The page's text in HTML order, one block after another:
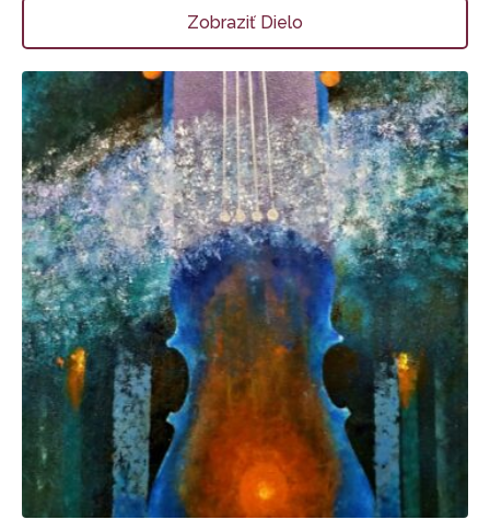
Zobraziť Dielo